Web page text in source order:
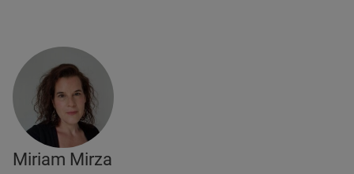
Miriam Mirza